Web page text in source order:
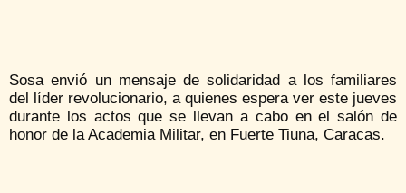
Sosa envió un mensaje de solidaridad a los familiares
del líder revolucionario, a quienes espera ver este jueves
durante los actos que se llevan a cabo en el salón de
honor de la Academia Militar, en Fuerte Tiuna, Caracas.